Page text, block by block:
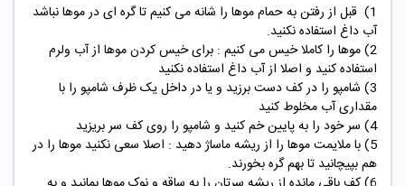
1) قبل از رفتن به حمام موها را شانه می کنیم تا گره ای در موها نباشد
آب داغ استفاده نکنید.
2) موها را کاملا خیس می کنیم : برای خیس کردن موها از آب ولرم
استفاده کنید و اصلا از آب داغ استفاده نکنید
3) شامپو را در کف دست برزید و یا در داخل یک ظرف شامپو را با
مقداری آب مخلوط کنید
4) سر خود را به پایین خم کنید و شامپو را روی کف سر بریزید
5) با ملایمت موها را از ریشه ماساژ دهید : اصلا سعی نکنید موها را در
هم بپیچانید تا بهم گره بخورند.